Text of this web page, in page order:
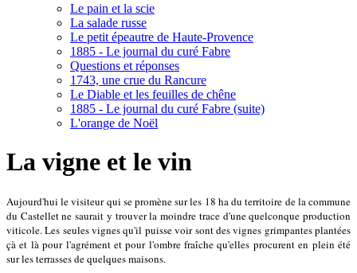
Le pain et la scie
La salade russe
Le petit épeautre de Haute-Provence
1885 - Le journal du curé Fabre
Questions et réponses
1743, une crue du Rancure
Le Diable et les feuilles de chêne
1885 - Le journal du curé Fabre (suite)
L'orange de Noël
La vigne et le vin
Aujourd'hui le visiteur qui se promène sur les 18 ha du territoire de la commune
du Castellet ne saurait y trouver la moindre trace d'une quelconque production
viticole. Les seules vignes qu'il puisse voir sont des vignes grimpantes plantées
çà et là pour l'agrément et pour l'ombre fraîche qu'elles procurent en plein été
sur les terrasses de quelques maisons.